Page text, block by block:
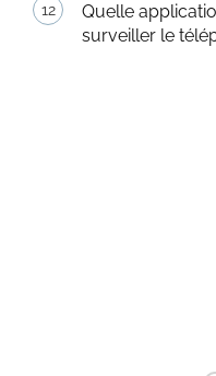
Quelle
surveiller le